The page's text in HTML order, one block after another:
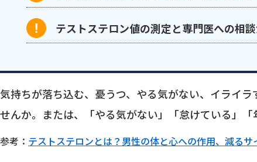
テストステロン値の測定と専門医への相
気持ちが落ち込む、憂うつ、やる気がない、イライ
せんか。または、「やる気がない」「怠けている」
参考： テストステロンとは？男性の体と心への作用、減るサ